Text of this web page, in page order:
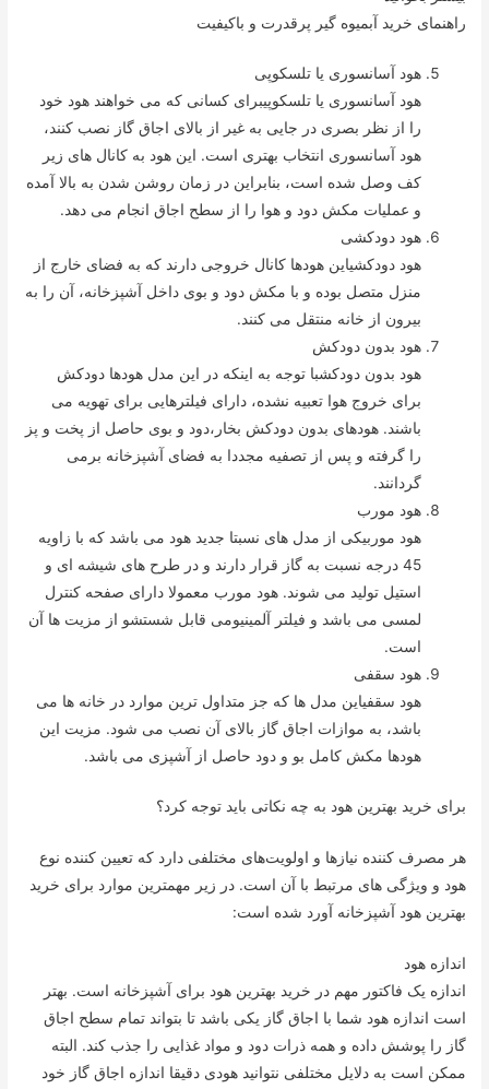
راهنمای خرید آبمیوه گیر پرقدرت و باکیفیت
هود آسانسوری یا تلسکوپی
هود آسانسوری یا تلسکوپیبرای کسانی که می خواهند هود خود
را از نظر بصری در جایی به غیر از بالای اجاق گاز نصب کنند،
هود آسانسوری انتخاب بهتری است. این هود به کانال های زیر
کف وصل شده است، بنابراین در زمان روشن شدن به بالا آمده
و عملیات مکش دود و هوا را از سطح اجاق انجام می دهد.
هود دودکشی
هود دودکشیاین هودها کانال خروجی دارند که به فضای خارج از
منزل متصل بوده و با مکش دود و بوی داخل آشپزخانه، آن را به
بیرون از خانه منتقل می کنند.
هود بدون دودکش
هود بدون دودکشبا توجه به اینکه در این مدل هودها دودکش
برای خروج هوا تعبیه نشده، دارای فیلترهایی برای تهویه می
باشند. هودهای بدون دودکش بخار،دود و بوی حاصل از پخت و پز
را گرفته و پس از تصفیه مجددا به فضای آشپزخانه برمی
گردانند.
هود مورب
هود موربیکی از مدل های نسبتا جدید هود می باشد که با زاویه
45 درجه نسبت به گاز قرار دارند و در طرح های شیشه ای و
استیل تولید می شوند. هود مورب معمولا دارای صفحه کنترل
لمسی می باشد و فیلتر آلمینیومی قابل شستشو از مزیت ها آن
است.
هود سقفی
هود سقفیاین مدل ها که جز متداول ترین موارد در خانه ها می
باشد، به موازات اجاق گاز بالای آن نصب می شود. مزیت این
هودها مکش کامل بو و دود حاصل از آشپزی می باشد.
برای خرید بهترین هود به چه نکاتی باید توجه کرد؟
هر مصرف کننده نیازها و اولویت‌‌های مختلفی دارد که تعیین کننده نوع
هود و ویژگی های مرتبط با آن است. در زیر مهمترین موارد برای خرید
بهترین هود آشپزخانه آورد شده است:
اندازه هود
اندازه یک فاکتور مهم در خرید بهترین هود برای آشپزخانه است. بهتر
است اندازه هود شما با اجاق گاز یکی باشد تا بتواند تمام سطح اجاق
گاز را پوشش داده و همه ذرات دود و مواد غذایی را جذب کند. البته
ممکن است به دلایل مختلفی نتوانید هودی دقیقا اندازه اجاق گاز خود